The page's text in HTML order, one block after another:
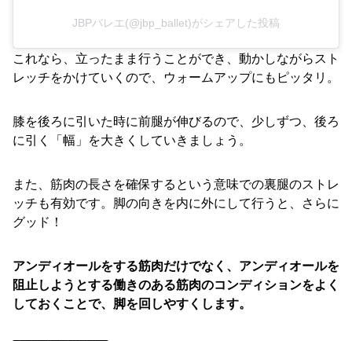
JBPバレエ(@jbp_ballet)がシェアした投稿
これなら、立ったまま行うことができ、動かしながらスト
レッチをかけていくので、ウォームアップにもピッタリ。
膝を後ろに引いた時に前腿が伸びるので、少しずつ、後ろ
に引く「幅」を大きくしていきましょう。
また、筋肉の長さを確保するという意味での裏腿のストレ
ッチも有効です。脚の向きを内に外にして行うと、さらに
グッド！
アンディオールをする筋肉だけでなく、アンディオールを
阻止しようとする働きのある筋肉のコンディションをよく
しておくことで、脚を回しやすくします。